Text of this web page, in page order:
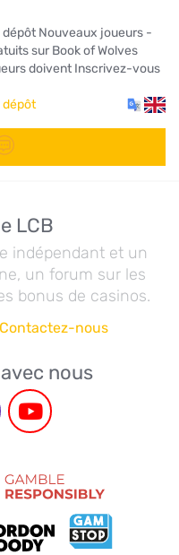
Nouveaux joueurs -
sur Book of Wolves
doivent Inscrivez-vous
dépôt
LCB
indépendant et un
un forum sur les
bonus de casinos.
Contactez-nous
nous